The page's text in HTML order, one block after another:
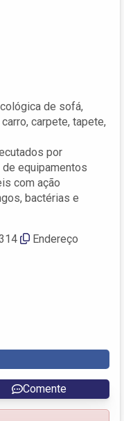
de sofá,
carpete, tapete,
por
equipamentos
com ação
bactérias e
Endereço
Comente